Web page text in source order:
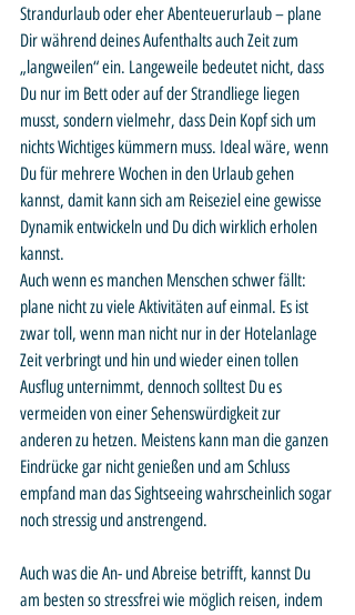
Strandurlaub oder eher Abenteuerurlaub – plane
Dir während deines Aufenthalts auch Zeit zum
„langweilen“ ein. Langeweile bedeutet nicht, dass
Du nur im Bett oder auf der Strandliege liegen
musst, sondern vielmehr, dass Dein Kopf sich um
nichts Wichtiges kümmern muss. Ideal wäre, wenn
Du für mehrere Wochen in den Urlaub gehen
kannst, damit kann sich am Reiseziel eine gewisse
Dynamik entwickeln und Du dich wirklich erholen
kannst.
Auch wenn es manchen Menschen schwer fällt:
plane nicht zu viele Aktivitäten auf einmal. Es ist
zwar toll, wenn man nicht nur in der Hotelanlage
Zeit verbringt und hin und wieder einen tollen
Ausflug unternimmt, dennoch solltest Du es
vermeiden von einer Sehenswürdigkeit zur
anderen zu hetzen. Meistens kann man die ganzen
Eindrücke gar nicht genießen und am Schluss
empfand man das Sightseeing wahrscheinlich sogar
noch stressig und anstrengend.
Auch was die An- und Abreise betrifft, kannst Du
am besten so stressfrei wie möglich reisen, indem